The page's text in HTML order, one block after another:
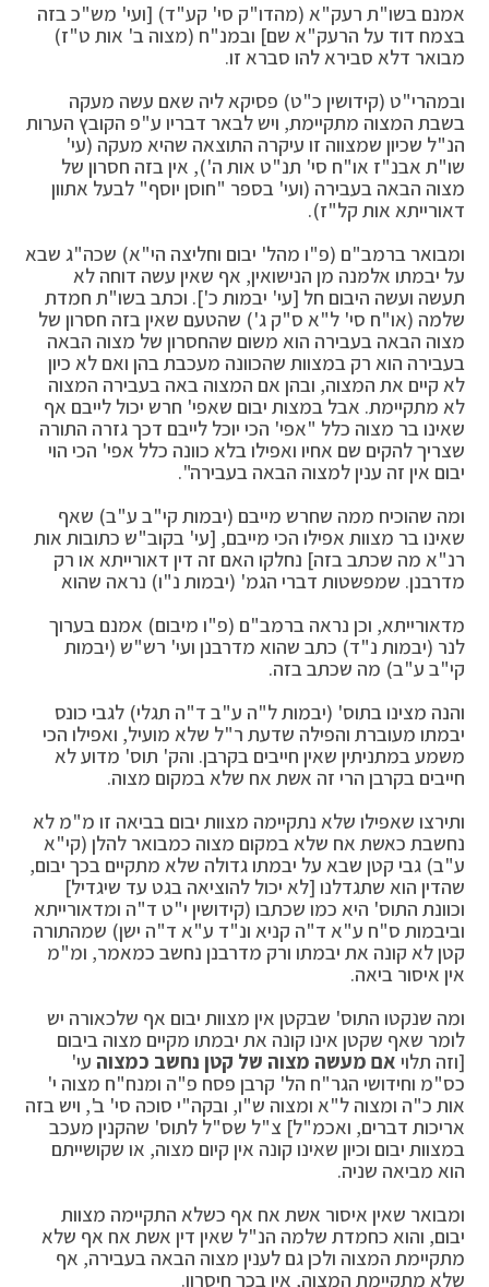
אמנם בשו"ת רעק"א (מהדו"ק סי' קע"ד) [ועי' מש"כ בזה
בצמח דוד על הרעק"א שם] ובמנ"ח (מצוה ב' אות ט"ז)
מבואר דלא סבירא להו סברא זו.
ובמהרי"ט (קידושין כ"ט) פסיקא ליה שאם עשה מעקה
בשבת המצוה מתקיימת, ויש לבאר דבריו ע"פ הקובץ הערות
הנ"ל שכיון שמצווה זו עיקרה התוצאה שהיא מעקה (עי'
שו"ת אבנ"ז או"ח סי' תנ"ט אות ה'), אין בזה חסרון של
מצוה הבאה בעבירה (ועי' בספר "חוסן יוסף" לבעל אתוון
דאורייתא אות קל"ז).
ומבואר ברמב"ם (פ"ו מהל' יבום וחליצה הי"א) שכה"ג שבא
על יבמתו אלמנה מן הנישואין, אף שאין עשה דוחה לא
תעשה ועשה היבום חל [עי' יבמות כ']. וכתב בשו"ת חמדת
שלמה (או"ח סי' ל"א ס"ק ג') שהטעם שאין בזה חסרון של
מצוה הבאה בעבירה הוא משום שהחסרון של מצוה הבאה
בעבירה הוא רק במצוות שהכוונה מעכבת בהן ואם לא כיון
לא קיים את המצוה, ובהן אם המצוה באה בעבירה המצוה
לא מתקיימת. אבל במצות יבום שאפי' חרש יכול לייבם אף
שאינו בר מצוה כלל "אפי' הכי יוכל לייבם דכך גזרה התורה
שצריך להקים שם אחיו ואפילו בלא כוונה כלל אפי' הכי הוי
יבום אין זה ענין למצוה הבאה בעבירה".
ומה שהוכיח ממה שחרש מייבם (יבמות קי"ב ע"ב) שאף
שאינו בר מצוות אפילו הכי מייבם, [עי' בקוב"ש כתובות אות
רנ"א מה שכתב בזה] נחלקו האם זה דין דאורייתא או רק
מדרבנן. שמפשטות דברי הגמ' (יבמות נ"ו) נראה שהוא
מדאורייתא, וכן נראה ברמב"ם (פ"ו מיבום) אמנם בערוך
לנר (יבמות נ"ד) כתב שהוא מדרבנן ועי' רש"ש (יבמות
קי"ב ע"ב) מה שכתב בזה.
והנה מצינו בתוס' (יבמות ל"ה ע"ב ד"ה תגלי) לגבי כונס
יבמתו מעוברת והפילה שדעת ר"ל שלא מועיל, ואפילו הכי
משמע במתניתין שאין חייבים בקרבן. והק' תוס' מדוע לא
חייבים בקרבן הרי זה אשת אח שלא במקום מצוה.
ותירצו שאפילו שלא נתקיימה מצוות יבום בביאה זו מ"מ לא
נחשבת כאשת אח שלא במקום מצוה כמבואר להלן (קי"א
ע"ב) גבי קטן שבא על יבמתו גדולה שלא מתקיים בכך יבום,
שהדין הוא שתגדלנו [לא יכול להוציאה בגט עד שיגדיל]
וכוונת התוס' היא כמו שכתבו (קידושין י"ט ד"ה ומדאורייתא
וביבמות ס"ח ע"א ד"ה קניא ונ"ד ע"א ד"ה ישן) שמהתורה
קטן לא קונה את יבמתו ורק מדרבנן נחשב כמאמר, ומ"מ
אין איסור ביאה.
ומה שנקטו התוס' שבקטן אין מצוות יבום אף שלכאורה יש
לומר שאף שקטן אינו קונה את יבמתו מקיים מצוה ביבום
[וזה תלוי אם מעשה מצוה של קטן נחשב כמצוה עי'
כס"מ וחידושי הגר"ח הל' קרבן פסח פ"ה ומנח"ח מצוה י'
אות כ"ה ומצוה ל"א ומצוה ש"ו, ובקה"י סוכה סי' ב', ויש בזה
אריכות דברים, ואכמ"ל] צ"ל שס"ל לתוס' שהקנין מעכב
במצוות יבום וכיון שאינו קונה אין קיום מצוה, או שקושייתם
הוא מביאה שניה.
ומבואר שאין איסור אשת אח אף כשלא התקיימה מצוות
יבום, והוא כחמדת שלמה הנ"ל שאין דין אשת אח אף שלא
מתקיימת המצוה ולכן גם לענין מצוה הבאה בעבירה, אף
שלא מתקיימת המצוה, אין בכך חיסרון.